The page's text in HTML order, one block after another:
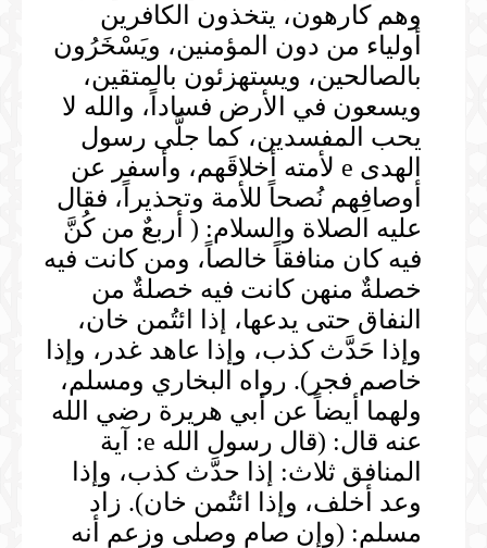
وهم كارهون، يتخذون الكافرين
أولياء من دون المؤمنين، ويَسْخَرُون
بالصالحين، ويستهزئون بالمتقين،
ويسعون في الأرض فساداً، والله لا
يحب المفسدين، كما جلَّى رسول
الهدى e لأمته أخلاقَهم، وأسفر عن
أوصافِهم نُصحاً للأمة وتحذيراً، فقال
عليه الصلاة والسلام: ( أربعٌ من كُنَّ
فيه كان منافقاً خالصاً، ومن كانت فيه
خصلةٌ منهن كانت فيه خصلةٌ من
النفاق حتى يدعها، إذا ائتُمن خان،
وإذا حَدَّث كذب، وإذا عاهد غدر، وإذا
خاصم فجر). رواه البخاري ومسلم،
ولهما أيضاً عن أبي هريرة رضي الله
عنه قال: (قال رسول الله e: آية
المنافق ثلاث: إذا حدَّث كذب، وإذا
وعد أخلف، وإذا ائتُمن خان). زاد
مسلم: (وإن صام وصلى وزعم أنه